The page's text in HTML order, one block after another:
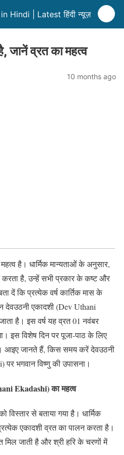
Hindi | Latest हिंदी न्यूज़
जानें व्रत का महत्व
10 months ago
है। धार्मिक मान्यताओं के अनुसार,
करता है, उन्हें सभी प्रकार के कष्ट और
दें कि प्रत्येक वर्ष कार्तिक मास के
देवउठनी एकादशी (Dev Uthani
है। इस वर्ष यह व्रत 01 नवंबर
इस विशेष दिन पर पूजा-पाठ के लिए
आइए जानते हैं, किस समय करें देवउठनी
भगवान विष्णु की उपासना।
Ekadashi)का महत्व
विस्तार से बताया गया है। धार्मिक
एकादशी व्रत का पालन करता है।
जाती है और श्री हरि के चरणों में